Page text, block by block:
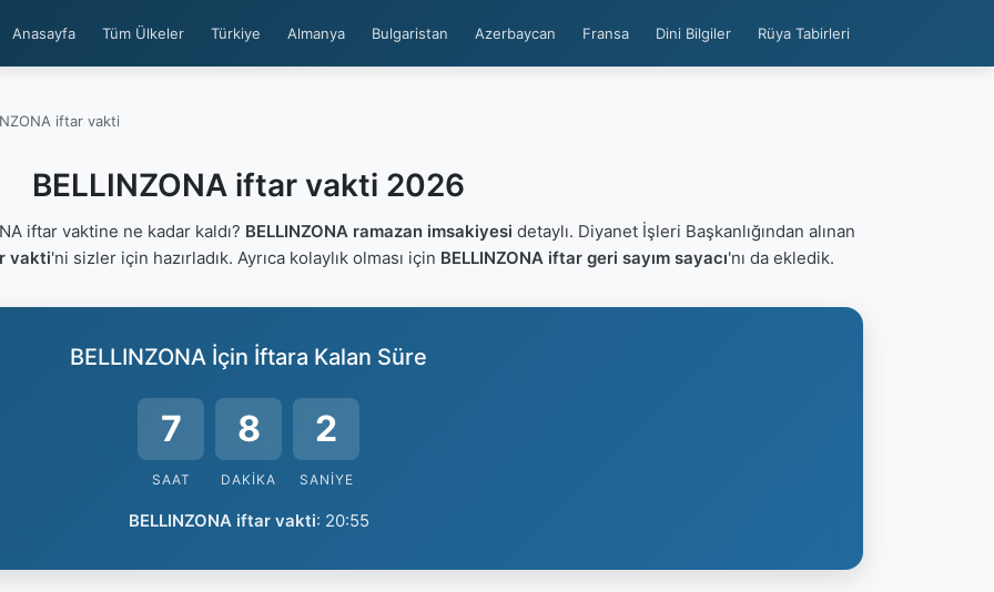
Anasayfa Tüm Ülkeler Türkiye Almanya Bulgaristan Azerbaycan Fransa Dini Bilgiler Rüya Tabirleri
iftar vakti
BELLINZONA iftar vakti 2026
iftar vaktine ne kadar kaldı? BELLINZONA ramazan imsakiyesi detaylı. Diyanet İşleri Başkanlığından alınan
vakti'ni sizler için hazırladık. Ayrıca kolaylık olması için BELLINZONA iftar geri sayım sayacı'nı da ekledik.
BELLINZONA İçin İftara Kalan Süre
7
SAAT
8
DAKIKA
1
SANIYE
BELLINZONA iftar vakti: 20:55